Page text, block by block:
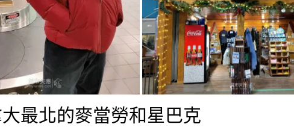
最北的麥當勞和星巴克